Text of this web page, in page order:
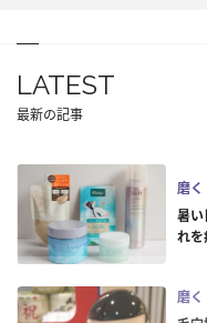
LATEST
最新の記事
磨く
暑い
れを
磨く